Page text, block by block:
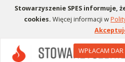
Stowarzyszenie SPES informuje,
cookies. Więcej informacji w
Menu pomocniczeWPŁACAM DAR
Menu główne